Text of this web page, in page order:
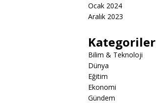
Ocak 2024
Aralık 2023
Kategoriler
Bilim & Teknoloji
Dünya
Eğitim
Ekonomi
Gündem